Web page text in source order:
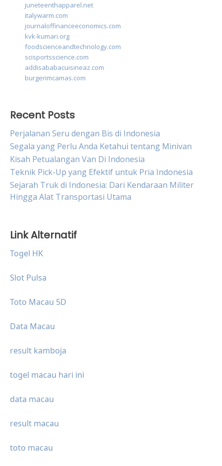
juneteenthapparel.net
italywarm.com
journaloffinanceeconomics.com
kvk-kumari.org
foodscienceandtechnology.com
scisportsscience.com
addisababacuisineaz.com
burgerimcamas.com
Recent Posts
Perjalanan Seru dengan Bis di Indonesia
Segala yang Perlu Anda Ketahui tentang Minivan
Kisah Petualangan Van Di Indonesia
Teknik Pick-Up yang Efektif untuk Pria Indonesia
Sejarah Truk di Indonesia: Dari Kendaraan Militer
Hingga Alat Transportasi Utama
Link Alternatif
Togel HK
Slot Pulsa
Toto Macau 5D
Data Macau
result kamboja
togel macau hari ini
data macau
result macau
toto macau